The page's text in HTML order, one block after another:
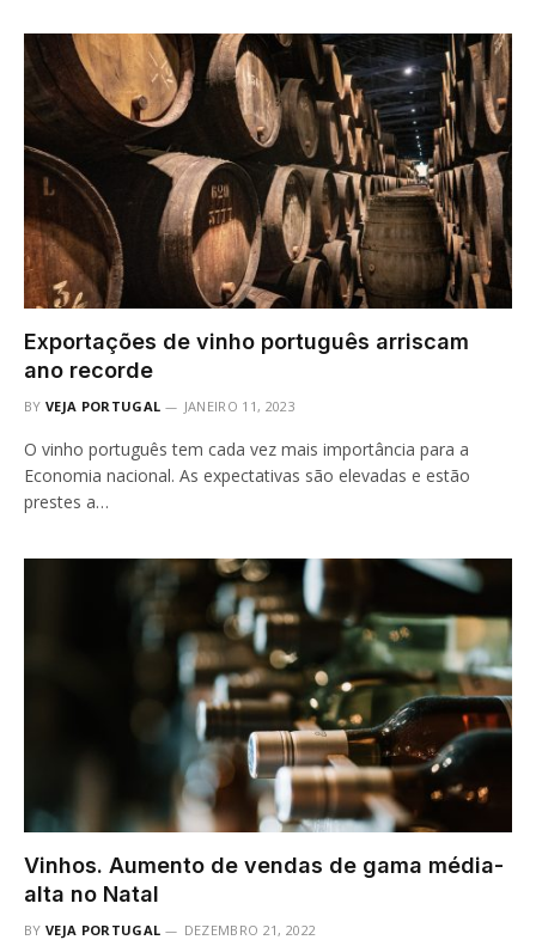
Exportações de vinho português arriscam
ano recorde
BY VEJA PORTUGAL JANEIRO 11, 2023
O vinho português tem cada vez mais importância para a
Economia nacional. As expectativas são elevadas e estão
prestes a…
Vinhos. Aumento de vendas de gama média-
alta no Natal
BY VEJA PORTUGAL DEZEMBRO 21, 2022